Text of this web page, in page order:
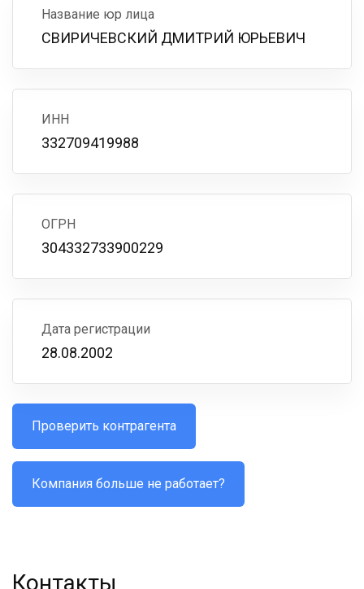
Название юр лица
СВИРИЧЕВСКИЙ ДМИТРИЙ ЮРЬЕВИЧ
ИНН
332709419988
ОГРН
304332733900229
Дата регистрации
28.08.2002
Проверить контрагента
Компания больше не работает?
Контакты